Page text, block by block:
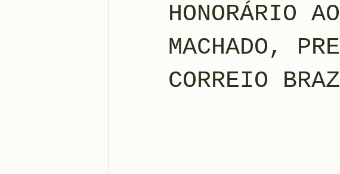
HONORÁRIO
MACHADO,
CORREIO